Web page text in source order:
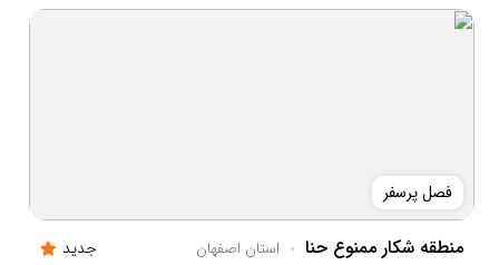
فصل پرسفر
منطقه شکار ممنوع حنا استان اصفهان جدید